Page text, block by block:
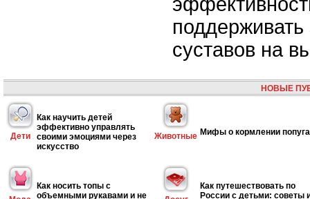
суставов на
НОВЫЕ
Дети
Как научить детей
эффективно управлять
своими эмоциями через
искусство
Животные Мифы о кормлении
Как носить топы с
объемными рукавами и не
Как путешествовать по
России с детьми: советы